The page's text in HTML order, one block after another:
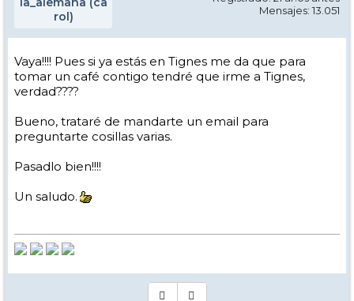
rol)
Mensajes: 13.051
Vaya!!!! Pues si ya estás en Tignes me da que para
tomar un café contigo tendré que irme a Tignes,
verdad????
Bueno, trataré de mandarte un email para
preguntarte cosillas varias.
Pasadlo bien!!!!
Un saludo.